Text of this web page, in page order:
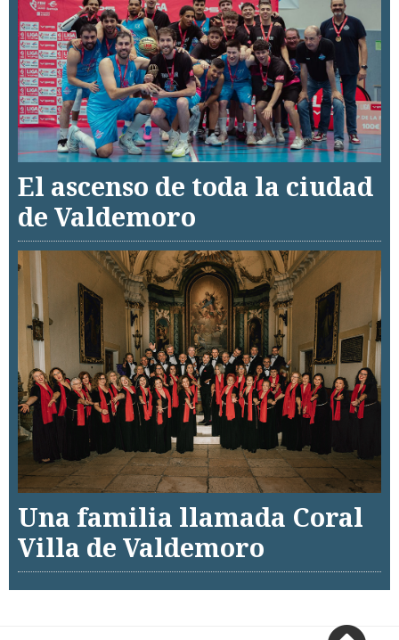
El ascenso de toda la ciudad
de Valdemoro
Una familia llamada Coral
Villa de Valdemoro